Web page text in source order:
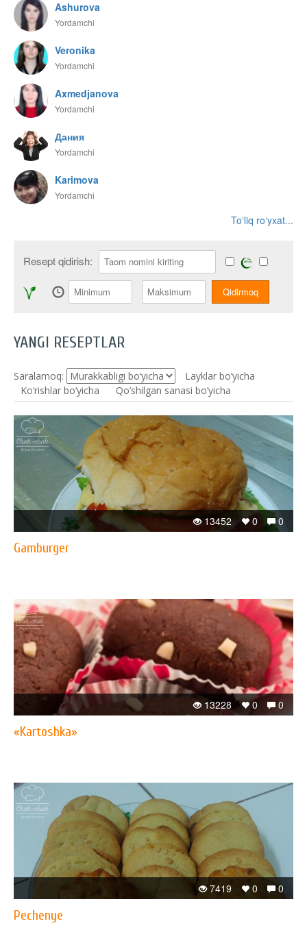
Ashurova
Yordamchi
Veronika
Yordamchi
Axmedjanova
Yordamchi
Дания
Yordamchi
Karimova
Yordamchi
To‘liq ro‘yxat...
Resept qidirish:
YANGI RESEPTLAR
Saralamoq:
Layklar bo’yicha
Ko‘rishlar bo‘yicha
Qo’shilgan sanasi bo’yicha
0
0
13452
Gamburger
0
0
13228
«Kartoshka»
0
0
7419
Pechenye